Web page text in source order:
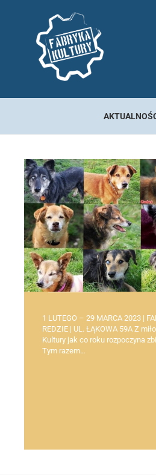
1 LUTEGO – 29 MARCA 2023 |
REDZIE | UL. ŁĄKOWA 59A Z
Kultury jak co roku rozpoczyna
Tym razem…